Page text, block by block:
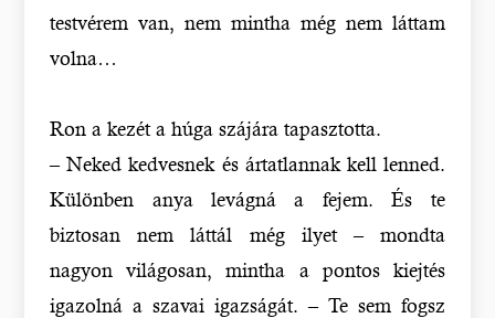
testvérem van, nem mintha még nem láttam
volna…
Ron a kezét a húga szájára tapasztotta.
– Neked kedvesnek és ártatlannak kell lenned.
Különben anya levágná a fejem. És te
biztosan nem láttál még ilyet – mondta
nagyon világosan, mintha a pontos kiejtés
igazolná a szavai igazságát. – Te sem fogsz